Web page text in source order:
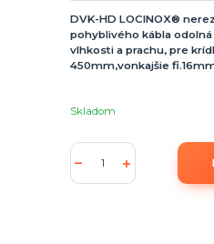
DVK-HD LOCINOX®
pohyblivého kábla
vlhkosti a prachu, pre
450mm,vonkajšie
Skladom